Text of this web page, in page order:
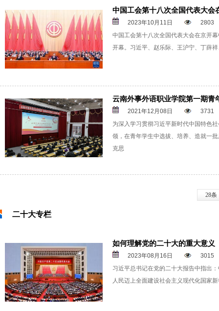
中国工会第十八次全国代表大会
2023年10月11日
2803
中国工会第十八次全国代表大会在京开
开幕。习近平、赵乐际、王沪宁、丁薛
云南外事外语职业学院第一期青
2021年12月08日
3731
为深入学习贯彻习近平新时代中国特色
领，在青年学生中选拔、培养、造就一
克思
28条
二十大专栏
如何理解党的二十大的重大意义
2023年08月16日
3015
习近平总书记在党的二十大报告中指出
人民迈上全面建设社会主义现代化国家